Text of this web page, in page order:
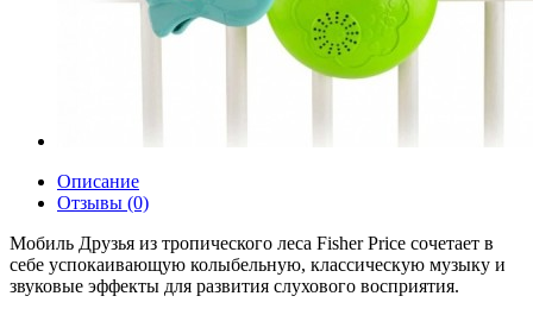
Описание
Отзывы (0)
Мобиль Друзья из тропического леса Fisher Price сочетает в
себе успокаивающую колыбельную, классическую музыку и
звуковые эффекты для развития слухового восприятия.